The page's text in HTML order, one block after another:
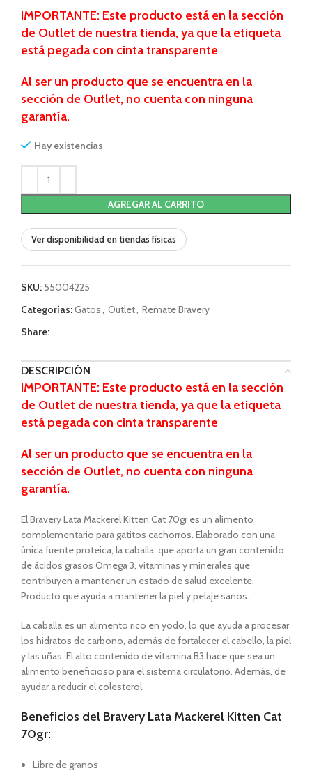
IMPORTANTE: Este producto está en la sección
de Outlet de nuestra tienda, ya que la etiqueta
está pegada con cinta transparente
Al ser un producto que se encuentra en la
sección de Outlet, no cuenta con ninguna
garantía.
Hay existencias
AGREGAR AL CARRITO
Ver disponibilidad en tiendas físicas
SKU: 55004225
Categorías:Gatos, Outlet, Remate Bravery
Share:
DESCRIPCIÓN
IMPORTANTE: Este producto está en la sección
de Outlet de nuestra tienda, ya que la etiqueta
está pegada con cinta transparente
Al ser un producto que se encuentra en la
sección de Outlet, no cuenta con ninguna
garantía.
El Bravery Lata Mackerel Kitten Cat 70gr es un alimento
complementario para gatitos cachorros. Elaborado con una
única fuente proteica, la caballa, que aporta un gran contenido
de ácidos grasos Omega 3, vitaminas y minerales que
contribuyen a mantener un estado de salud excelente.
Producto que ayuda a mantener la piel y pelaje sanos.
La caballa es un alimento rico en yodo, lo que ayuda a procesar
los hidratos de carbono, además de fortalecer el cabello, la piel
y las uñas. El alto contenido de vitamina B3 hace que sea un
alimento beneficioso para el sistema circulatorio. Además, de
ayudar a reducir el colesterol.
Beneficios del Bravery Lata Mackerel Kitten Cat
70gr:
Libre de granos